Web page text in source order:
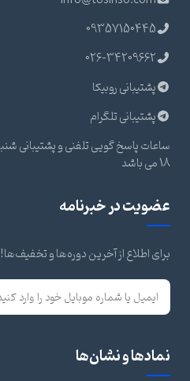
09357150445
026-34209662
پشتیبانی روبیکا
پشتیبانی تلگرام
18 می باشد
عضویت در خبرنامه
برای اطلاع از آخرین دوره‌ها و تخفیف‌ها!
نمادها و نشان‌ها